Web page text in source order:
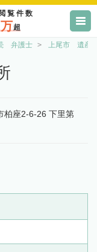
覧件数
超
弁護士 上尾市 遺産
柏座2-6-26 下里第